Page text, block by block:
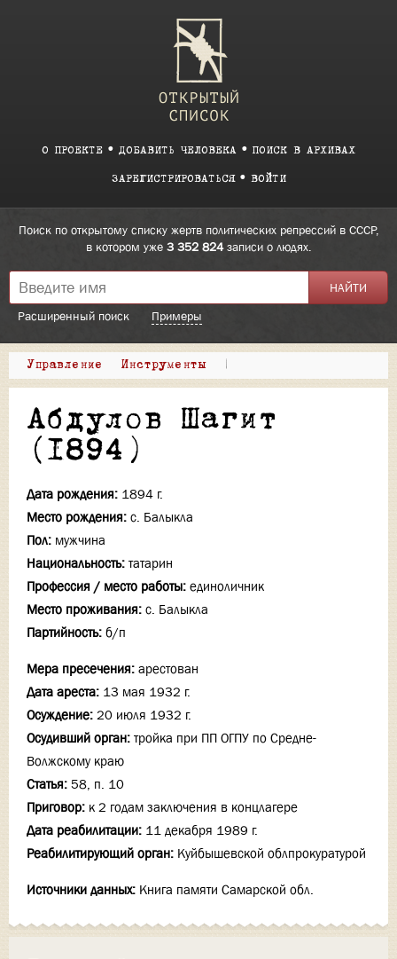
О ПРОЕКТЕ ДОБАВИТЬ ЧЕЛОВЕКА ПОИСК В АРХИВАХ
ЗАРЕГИСТРИРОВАТЬСЯ ВОЙТИ
Поиск по открытому списку жертв политических репрессий в СССР,
в котором уже 3 352 824записи о людях.
Расширенный поиск Примеры
Управление Инструменты |
Абдулов Шагит
(1894)
Дата рождения: 1894 г.
Место рождения: с. Балыкла
Пол: мужчина
Национальность: татарин
Профессия / место работы: единоличник
Место проживания: с. Балыкла
Партийность: б/п
Мера пресечения: арестован
Дата ареста: 13 мая 1932 г.
Осуждение: 20 июля 1932 г.
Осудивший орган: тройка при ПП ОГПУ по Средне-
Волжскому краю
Статья: 58, п. 10
Приговор: к 2 годам заключения в концлагере
Дата реабилитации: 11 декабря 1989 г.
Реабилитирующий орган: Куйбышевской облпрокуратурой
Источники данных: Книга памяти Самарской обл.